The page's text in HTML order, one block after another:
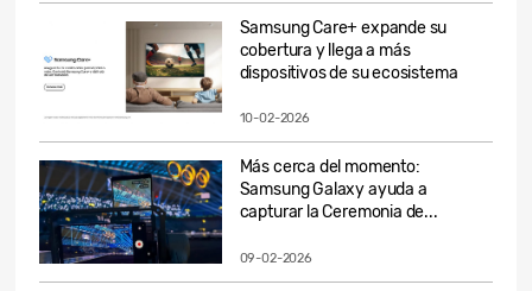
Samsung Care+ expande su
cobertura y llega a más
dispositivos de su ecosistema
10-02-2026
Más cerca del momento:
Samsung Galaxy ayuda a
capturar la Ceremonia de...
09-02-2026